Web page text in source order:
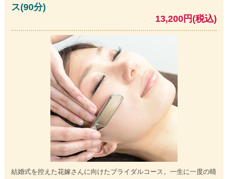
ス(90分)
13,200円(税込)
結婚式を控えた花嫁さんに向けたブライダルコース。一生に一度の晴